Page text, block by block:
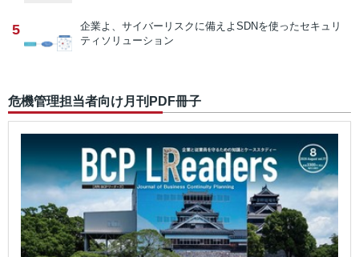
5 企業よ、サイバーリスクに備えよ SDNを使ったセキュリ
ティソリューション
危機管理担当者向け月刊PDF冊子